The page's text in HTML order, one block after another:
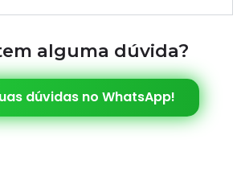
alguma dúvida?
dúvidas no WhatsApp!